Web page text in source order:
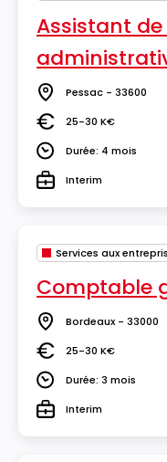
Assistant
Lieu Pessac - 33600
Salaire25-30 K€
DuréeDurée: 4 mois
TypeInterim
Services aux
Comptable
Lieu Bordeaux - 33000
Salaire25-30 K€
DuréeDurée: 3 mois
TypeInterim